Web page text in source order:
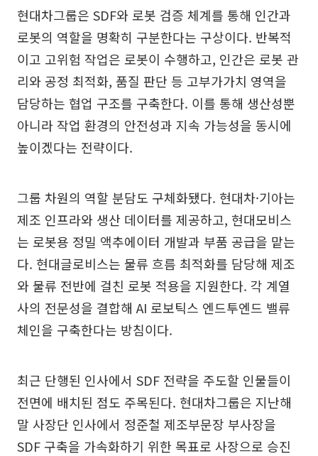
현대차그룹은 SDF와 로봇 검증 체계를 통해 인간과
로봇의 역할을 명확히 구분한다는 구상이다. 반복적
이고 고위험 작업은 로봇이 수행하고, 인간은 로봇 관
리와 공정 최적화, 품질 판단 등 고부가가치 영역을
담당하는 협업 구조를 구축한다. 이를 통해 생산성뿐
아니라 작업 환경의 안전성과 지속 가능성을 동시에
높이겠다는 전략이다.
그룹 차원의 역할 분담도 구체화됐다. 현대차·기아는
제조 인프라와 생산 데이터를 제공하고, 현대모비스
는 로봇용 정밀 액추에이터 개발과 부품 공급을 맡는
다. 현대글로비스는 물류 흐름 최적화를 담당해 제조
와 물류 전반에 걸친 로봇 적용을 지원한다. 각 계열
사의 전문성을 결합해 AI 로보틱스 엔드투엔드 밸류
체인을 구축한다는 방침이다.
최근 단행된 인사에서 SDF 전략을 주도할 인물들이
전면에 배치된 점도 주목된다. 현대차그룹은 지난해
말 사장단 인사에서 정준철 제조부문장 부사장을
SDF 구축을 가속화하기 위한 목표로 사장으로 승진